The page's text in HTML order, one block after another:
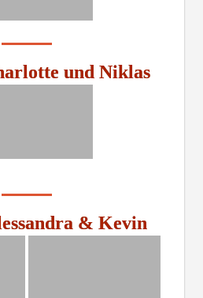
und Niklas
& Kevin